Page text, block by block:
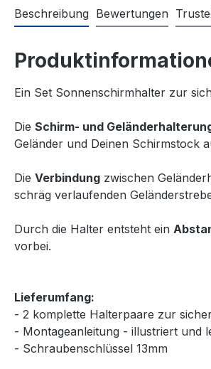
Beschreibung Bewertungen
Ein Set Sonnenschirmhalter zur
Die Schirm- und
Geländer und Deinen Schirmstock
Die Verbindung zwischen
schräg verlaufenden
Durch die Halter entsteht ein
vorbei.
Lieferumfang:
- 2 komplette Halterpaare zur
- Montageanleitung - illustriert und
- Schraubenschlüssel 13mm